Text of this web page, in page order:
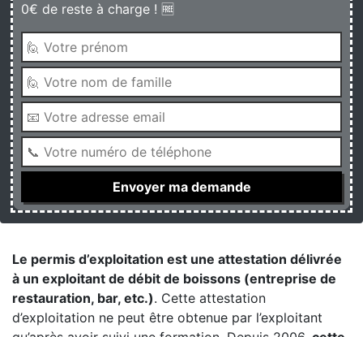
0€ de reste à charge ! 🆓
Le permis d’exploitation est une attestation délivrée
à un exploitant de débit de boissons (entreprise de
restauration, bar, etc.). Cette attestation
d’exploitation ne peut être obtenue par l’exploitant